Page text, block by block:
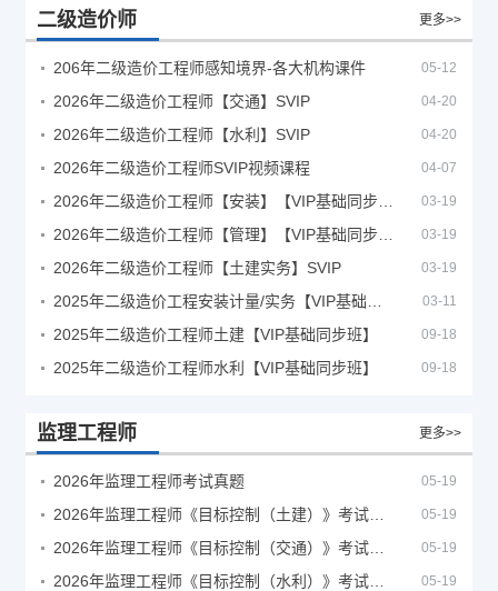
二级造价师 更多>>
206年二级造价工程师感知境界-各大机构课件 05-12
2026年二级造价工程师【交通】SVIP 04-20
2026年二级造价工程师【水利】SVIP 04-20
2026年二级造价工程师SVIP视频课程 04-07
03-19
03-19
2026年二级造价工程师【土建实务】SVIP 03-19
03-11
2025年二级造价工程师土建【VIP基础同步班】 09-18
2025年二级造价工程师水利【VIP基础同步班】 09-18
监理工程师 更多>>
2026年监理工程师考试真题 05-19
05-19
05-19
05-19